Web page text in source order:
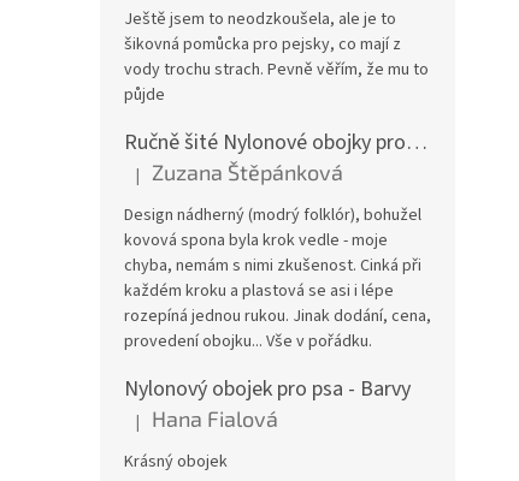
Ještě jsem to neodzkoušela, ale je to
šikovná pomůcka pro pejsky, co mají z
vody trochu strach. Pevně věřím, že mu to
půjde
Ručně šité Nylonové obojky pro psa
Hodnocení produktu je 4 z 5 hvězdiček.
| Zuzana Štěpánková
Design nádherný (modrý folklór), bohužel
kovová spona byla krok vedle - moje
chyba, nemám s nimi zkušenost. Cinká při
každém kroku a plastová se asi i lépe
rozepíná jednou rukou. Jinak dodání, cena,
provedení obojku... Vše v pořádku.
Nylonový obojek pro psa - Barvy
Hodnocení produktu je 5 z 5 hvězdiček.
| Hana Fialová
Krásný obojek